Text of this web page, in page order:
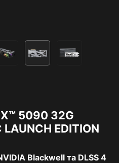
5090 32G
LAUNCH EDITION
Blackwell та DLSS 4